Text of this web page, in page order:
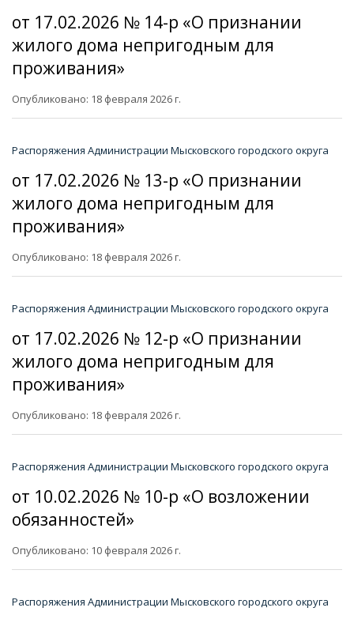
от 17.02.2026 № 14-р «О признании
жилого дома непригодным для
проживания»
Опубликовано: 18 февраля 2026 г.
Распоряжения Администрации Мысковского городского округа
от 17.02.2026 № 13-р «О признании
жилого дома непригодным для
проживания»
Опубликовано: 18 февраля 2026 г.
Распоряжения Администрации Мысковского городского округа
от 17.02.2026 № 12-р «О признании
жилого дома непригодным для
проживания»
Опубликовано: 18 февраля 2026 г.
Распоряжения Администрации Мысковского городского округа
от 10.02.2026 № 10-р «О возложении
обязанностей»
Опубликовано: 10 февраля 2026 г.
Распоряжения Администрации Мысковского городского округа